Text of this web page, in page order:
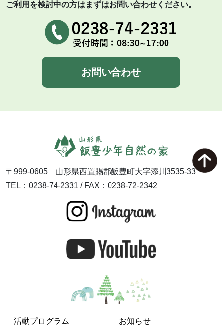
ご利用を検討中の方はまずはお問い合わせください。
お問い合わせ
〒999-0605 山形県西置賜郡飯豊町大字添川3535-33
TEL：0238-74-2331 / FAX：0238-72-2342
活動プログラム お知らせ